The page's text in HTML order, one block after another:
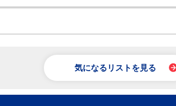
気になるリストを見る